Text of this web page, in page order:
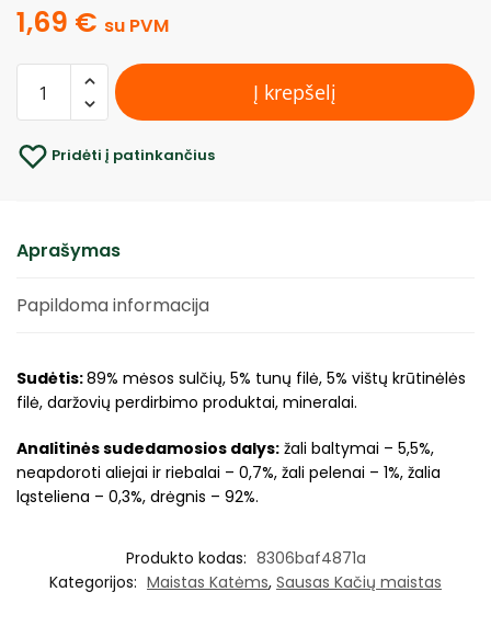
1,69 € su PVM
Į krepšelį
Pridėti į patinkančius
Aprašymas
Papildoma informacija
Sudėtis:89% mėsos sulčių, 5% tunų filė, 5% vištų krūtinėlės
filė, daržovių perdirbimo produktai, mineralai.
Analitinės sudedamosios dalys: žali baltymai – 5,5%,
neapdoroti aliejai ir riebalai – 0,7%, žali pelenai – 1%, žalia
ląsteliena – 0,3%, drėgnis – 92%.
Produkto kodas: 8306baf4871a
Kategorijos: Maistas Katėms, Sausas Kačių maistas